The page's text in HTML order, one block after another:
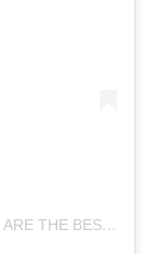
Ein Beitrag geteilt von BEACH DAYS ♡ ARE THE BEST DAYS (@alluring_islands)